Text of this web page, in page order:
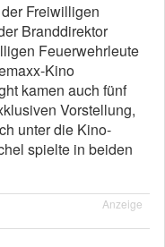
Freiwilligen
Branddirektor
Feuerwehrleute
Kino
kamen auch fünf
Vorstellung,
unter die Kino-
spielte in beiden
Anzeige